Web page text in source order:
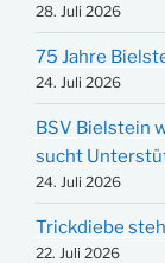
28. Juli 2026
75 Jahre
24. Juli 2026
BSV Bielstein
sucht
24. Juli 2026
Trickdiebe
22. Juli 2026